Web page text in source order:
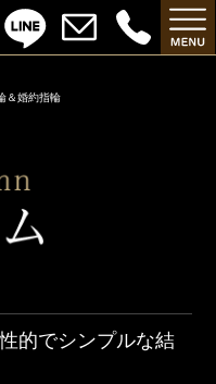
＆婚約指輪
的でシンプルな結